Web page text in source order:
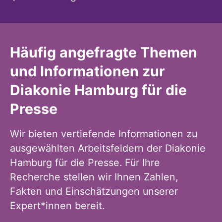
Häufig angefragte Themen
und Informationen zur
Diakonie Hamburg für die
Presse
Wir bieten vertiefende Informationen zu
ausgewählten Arbeitsfeldern der Diakonie
Hamburg für die Presse. Für Ihre
Recherche stellen wir Ihnen Zahlen,
Fakten und Einschätzungen unserer
Expert*innen bereit.